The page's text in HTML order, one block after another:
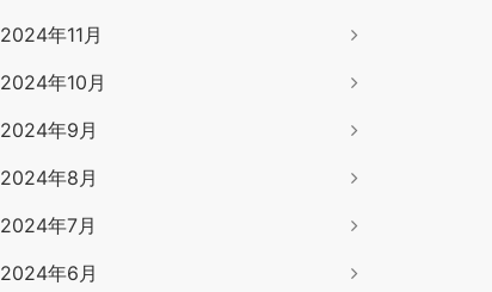
2024年11月
2024年10月
2024年9月
2024年8月
2024年7月
2024年6月